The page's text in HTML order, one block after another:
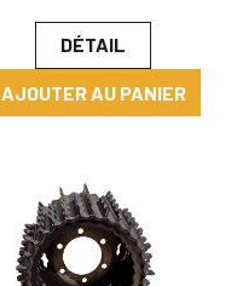
DÉTAIL
AJOUTER AU PANIER